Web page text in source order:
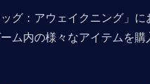
グ：アウェイクニング」
ム内の様々なアイテムを購